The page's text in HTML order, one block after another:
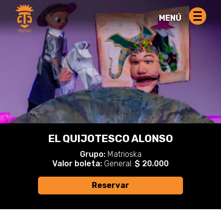
MENÚ
EL QUIJOTESCO ALONSO
Grupo: Matrioska
Valor boleta: General: $ 20.000
Reservar